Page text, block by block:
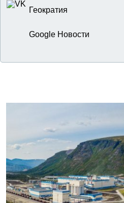
Геократия
Google Новости